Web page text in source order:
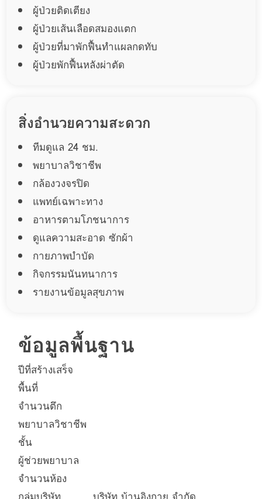
ผู้ป่วยติดเตียง
ผู้ป่วยเส้นเลือดสมองแตก
ผู้ป่วยที่มาพักฟื้นทำแผลกดทับ
ผู้ป่วยพักฟื้นหลังผ่าตัด
สิ่งอำนวยความสะดวก
ทีมดูแล 24 ชม.
พยาบาลวิชาชีพ
กล้องวงจรปิด
แพทย์เฉพาะทาง
อาหารตามโภชนาการ
ดูแลความสะอาด ซักผ้า
กายภาพบำบัด
กิจกรรมนันทนาการ
รายงานข้อมูลสุขภาพ
ข้อมูลพื้นฐาน
ปีที่สร้างเสร็จ
พื้นที่
จำนวนตึก
พยาบาลวิชาชีพ
ชั้น
ผู้ช่วยพยาบาล
จำนวนห้อง